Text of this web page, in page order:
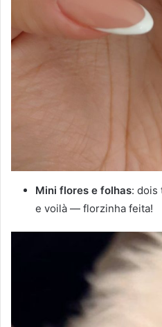
Mini flores e folhas: dois
e voilà — florzinha feita!